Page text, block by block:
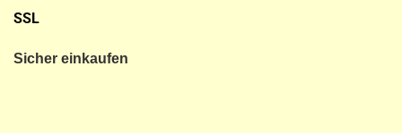
SSL
Sicher einkaufen